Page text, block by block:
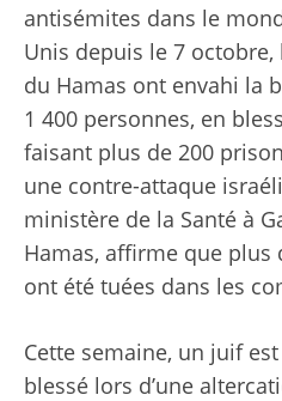
antisémites dans le
Unis depuis le 7
du Hamas ont envahi la
1 400 personnes, en
faisant plus de 200
une contre-attaque
ministère de la Santé à
Hamas, affirme que plus
ont été tuées dans les
Cette semaine, un juif
blessé lors d’une